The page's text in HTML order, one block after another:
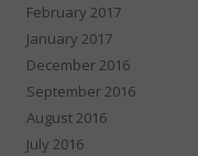
February 2017
January 2017
December 2016
September 2016
August 2016
July 2016